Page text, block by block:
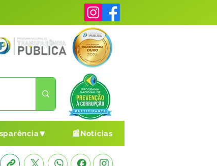
📰Notícias